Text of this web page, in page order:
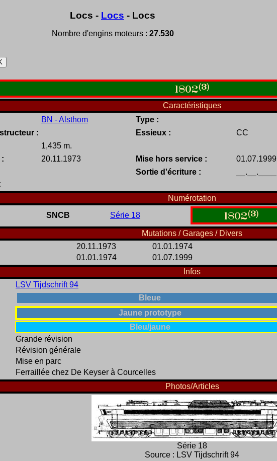
Locs - Locs - Locs
Nombre d'engins moteurs : 27.530
1802(3)
Caractéristiques
BN - Alsthom
Type :
:
Essieux :
CC
1,435 m.
20.11.1973 Mise hors service :
01.07.1999
Sortie d'écriture :
__.__.____
Numérotation
SNCB Série 18 1802(3)
Mutations / Garages / Divers
20.11.1973
01.01.1974
01.01.1974
01.07.1999
Infos
LSV Tijdschrift 94
Bleue
Jaune prototype
Bleu/jaune
Grande révision
Révision générale
Mise en parc
Ferraillée chez De Keyser à Courcelles
Photos/Articles
Série 18
Source : LSV Tijdschrift 94